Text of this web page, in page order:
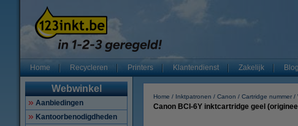
Home Recycleren Printers Klantendienst Zakelijk Blog
Webwinkel
Aanbiedingen
Kantoorbenodigdheden
Home Inktpatronen Canon Cartridge nummer
Canon BCI-6Y inktcartridge geel